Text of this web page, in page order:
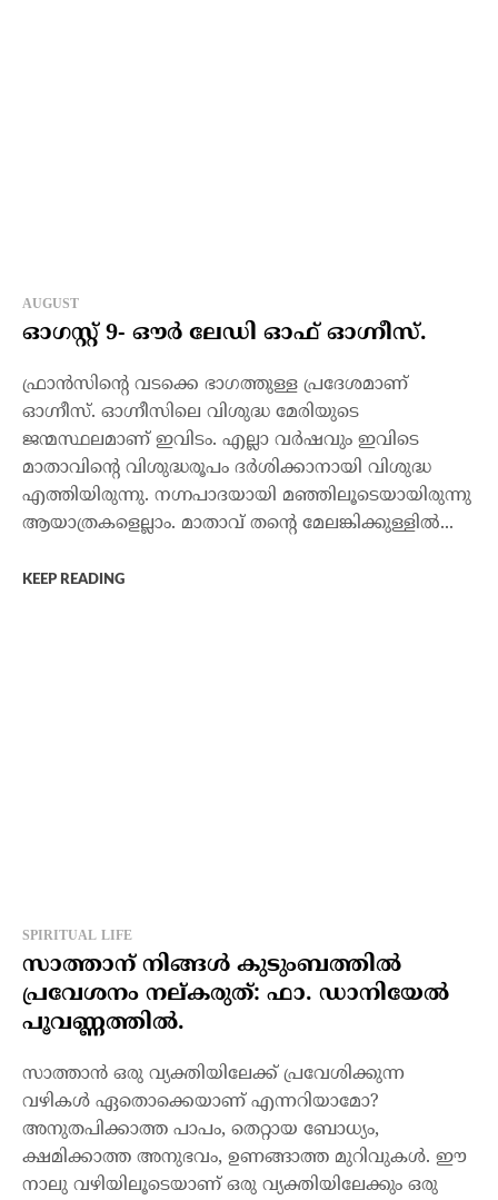
AUGUST
ഓഗസ്റ്റ് 9- ഔര്‍ ലേഡി ഓഫ് ഓഗ്നീസ്.
ഫ്രാന്‍സിന്റെ വടക്കെ ഭാഗത്തുള്ള പ്രദേശമാണ്
ഓഗ്നീസ്. ഓഗ്നീസിലെ വിശുദ്ധ മേരിയുടെ
ജന്മസ്ഥലമാണ് ഇവിടം. എല്ലാ വര്‍ഷവും ഇവിടെ
മാതാവിന്റെ വിശുദ്ധരൂപം ദര്‍ശിക്കാനായി വിശുദ്ധ
എത്തിയിരുന്നു. നഗ്നപാദയായി മഞ്ഞിലൂടെയായിരുന്നു
ആയാത്രകളെല്ലാം. മാതാവ് തന്റെ മേലങ്കിക്കുള്ളില്‍...
KEEP READING
SPIRITUAL LIFE
സാത്താന് നിങ്ങള്‍ കുടുംബത്തില്‍
പ്രവേശനം നല്കരുത്: ഫാ. ഡാനിയേല്‍
പൂവണ്ണത്തില്‍.
സാത്താന്‍ ഒരു വ്യക്തിയിലേക്ക് പ്രവേശിക്കുന്ന
വഴികള്‍ ഏതൊക്കെയാണ് എന്നറിയാമോ?
അനുതപിക്കാത്ത പാപം, തെറ്റായ ബോധ്യം,
ക്ഷമിക്കാത്ത അനുഭവം, ഉണങ്ങാത്ത മുറിവുകള്‍. ഈ
നാലു വഴിയിലൂടെയാണ് ഒരു വ്യക്തിയിലേക്കും ഒരു